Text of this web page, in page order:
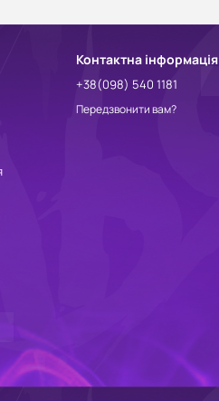
Контактна інформація
+38(098) 540 1181
Передзвонити вам?